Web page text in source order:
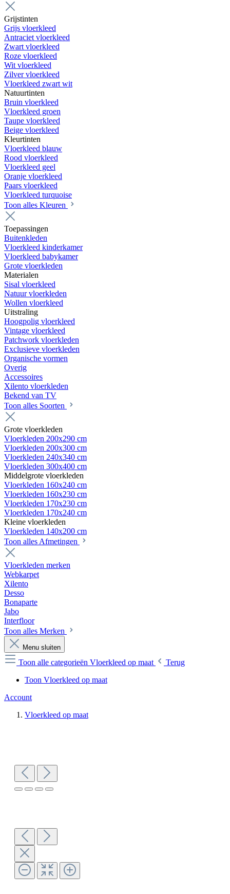
Grijstinten
Grijs vloerkleed
Antraciet vloerkleed
Zwart vloerkleed
Roze vloerkleed
Wit vloerkleed
Zilver vloerkleed
Vloerkleed zwart wit
Natuurtinten
Bruin vloerkleed
Vloerkleed groen
Taupe vloerkleed
Beige vloerkleed
Kleurtinten
Vloerkleed blauw
Rood vloerkleed
Vloerkleed geel
Oranje vloerkleed
Paars vloerkleed
Vloerkleed turquoise
Toon alles Kleuren
Toepassingen
Buitenkleden
Vloerkleed kinderkamer
Vloerkleed babykamer
Grote vloerkleden
Materialen
Sisal vloerkleed
Natuur vloerkleden
Wollen vloerkleed
Uitstraling
Hoogpolig vloerkleed
Vintage vloerkleed
Patchwork vloerkleden
Exclusieve vloerkleden
Organische vormen
Overig
Accessoires
Xilento vloerkleden
Bekend van TV
Toon alles Soorten
Grote vloerkleden
Vloerkleden 200x290 cm
Vloerkleden 200x300 cm
Vloerkleden 240x340 cm
Vloerkleden 300x400 cm
Middelgrote vloerkleden
Vloerkleden 160x240 cm
Vloerkleden 160x230 cm
Vloerkleden 170x230 cm
Vloerkleden 170x240 cm
Kleine vloerkleden
Vloerkleden 140x200 cm
Toon alles Afmetingen
Vloerkleden merken
Webkarpet
Xilento
Desso
Bonaparte
Jabo
Interfloor
Toon alles Merken
Menu sluiten
Toon alle categorieën Vloerkleed op maat
Terug
Toon Vloerkleed op maat
Account
Vloerkleed op maat